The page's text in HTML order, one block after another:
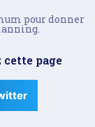
pour donner
page